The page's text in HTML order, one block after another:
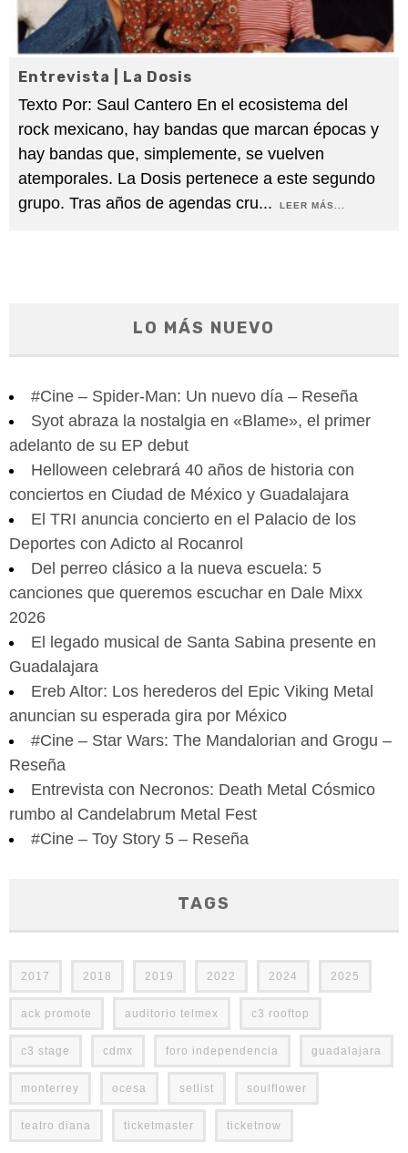
Entrevista | La Dosis
Texto Por: Saul Cantero En el ecosistema del
rock mexicano, hay bandas que marcan épocas y
hay bandas que, simplemente, se vuelven
atemporales. La Dosis pertenece a este segundo
grupo. Tras años de agendas cru... LEER MÁS...
LO MÁS NUEVO
#Cine – Spider-Man: Un nuevo día – Reseña
Syot abraza la nostalgia en «Blame», el primer
adelanto de su EP debut
Helloween celebrará 40 años de historia con
conciertos en Ciudad de México y Guadalajara
El TRI anuncia concierto en el Palacio de los
Deportes con Adicto al Rocanrol
Del perreo clásico a la nueva escuela: 5
canciones que queremos escuchar en Dale Mixx
2026
El legado musical de Santa Sabina presente en
Guadalajara
Ereb Altor: Los herederos del Epic Viking Metal
anuncian su esperada gira por México
#Cine – Star Wars: The Mandalorian and Grogu –
Reseña
Entrevista con Necronos: Death Metal Cósmico
rumbo al Candelabrum Metal Fest
#Cine – Toy Story 5 – Reseña
TAGS
2017 2018 2019 2022 2024 2025
ack promote auditorio telmex c3 rooftop
c3 stage cdmx foro independencia guadalajara
monterrey ocesa setlist soulflower
teatro diana ticketmaster ticketnow